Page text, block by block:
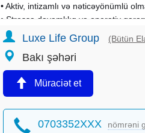
• Aktiv, intizamlı və nəticəyönümlü
• Stressə davamlılıq və operativ
• Xarici görünüş və təqdimat
• Karyerasını satış sahəsində
• AR Əmək Məcəlləsinə uyğun rəsmi
• Sabit əmək haqqı + yüksək bonus
• Orta aylıq gəlir: 800 – 2000 azn iş
• Yol xərcləri şirkət tərəfindən
• Peşəkar satış təlimləri və inkişaf
Luxe Life Group (Bütün
Bakı şəhəri
Müraciət et
0703352XXX nömrəni